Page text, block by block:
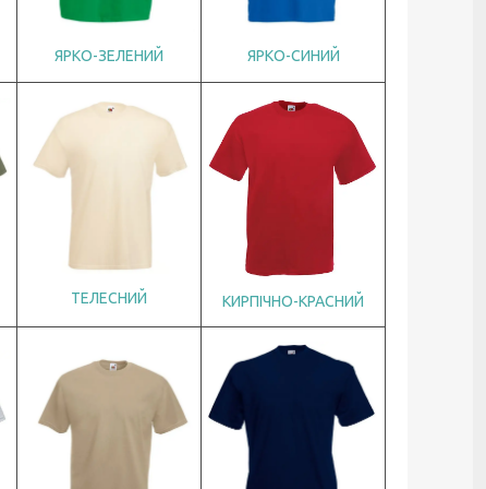
ЯРКО-ЗЕЛЕНИЙ ЯРКО-СИНИЙ
ТЕЛЕСНИЙ КИРПІЧНО-КРАСНИЙ